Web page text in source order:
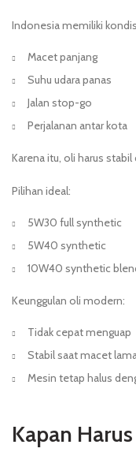
Indonesia memiliki
Macet panjang
Suhu udara panas
Jalan stop-go
Perjalanan antar kota
Karena itu, oli harus stabil
Pilihan ideal:
5W30 full synthetic
5W40 synthetic
10W40 synthetic
Keunggulan oli modern:
Tidak cepat menguap
Stabil saat macet
Mesin tetap halus
Kapan